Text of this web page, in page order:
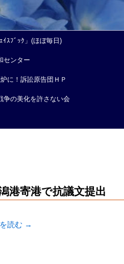
ｲｽﾌﾞｯｸ」(ほぼ毎日)
ンター
に！訴訟原告団ＨＰ
の美化を許さない会
港寄港で抗議文提出
読む →